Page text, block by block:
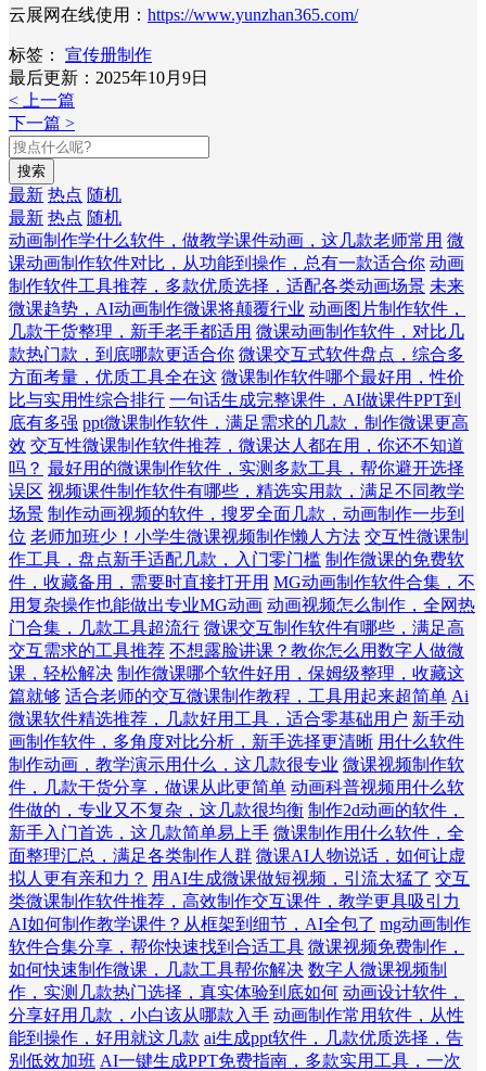
云展网在线使用： https://www.yunzhan365.com/
标签：
宣传册制作
最后更新：2025年10月9日
< 上一篇
下一篇 >
搜索
最新 热点 随机
最新 热点 随机
动画制作学什么软件，做教学课件动画，这几款老师常用 微
课动画制作软件对比，从功能到操作，总有一款适合你 动画
制作软件工具推荐，多款优质选择，适配各类动画场景 未来
微课趋势，AI动画制作微课将颠覆行业 动画图片制作软件，
几款干货整理，新手老手都适用 微课动画制作软件，对比几
款热门款，到底哪款更适合你 微课交互式软件盘点，综合多
方面考量，优质工具全在这 微课制作软件哪个最好用，性价
比与实用性综合排行 一句话生成完整课件，AI做课件PPT到
底有多强 ppt微课制作软件，满足需求的几款，制作微课更高
效 交互性微课制作软件推荐，微课达人都在用，你还不知道
吗？ 最好用的微课制作软件，实测多款工具，帮你避开选择
误区 视频课件制作软件有哪些，精选实用款，满足不同教学
场景 制作动画视频的软件，搜罗全面几款，动画制作一步到
位 老师加班少！小学生微课视频制作懒人方法 交互性微课制
作工具，盘点新手适配几款，入门零门槛 制作微课的免费软
件，收藏备用，需要时直接打开用 MG动画制作软件合集，不
用复杂操作也能做出专业MG动画 动画视频怎么制作，全网热
门合集，几款工具超流行 微课交互制作软件有哪些，满足高
交互需求的工具推荐 不想露脸讲课？教你怎么用数字人做微
课，轻松解决 制作微课哪个软件好用，保姆级整理，收藏这
篇就够 适合老师的交互微课制作教程，工具用起来超简单 Ai
微课软件精选推荐，几款好用工具，适合零基础用户 新手动
画制作软件，多角度对比分析，新手选择更清晰 用什么软件
制作动画，教学演示用什么，这几款很专业 微课视频制作软
件，几款干货分享，做课从此更简单 动画科普视频用什么软
件做的，专业又不复杂，这几款很均衡 制作2d动画的软件，
新手入门首选，这几款简单易上手 微课制作用什么软件，全
面整理汇总，满足各类制作人群 微课AI人物说话，如何让虚
拟人更有亲和力？ 用AI生成微课做短视频，引流太猛了 交互
类微课制作软件推荐，高效制作交互课件，教学更具吸引力
AI如何制作教学课件？从框架到细节，AI全包了 mg动画制作
软件合集分享，帮你快速找到合适工具 微课视频免费制作，
如何快速制作微课，几款工具帮你解决 数字人微课视频制
作，实测几款热门选择，真实体验到底如何 动画设计软件，
分享好用几款，小白该从哪款入手 动画制作常用软件，从性
能到操作，好用就这几款 ai生成ppt软件，几款优质选择，告
别低效加班 AI一键生成PPT免费指南，多款实用工具，一次